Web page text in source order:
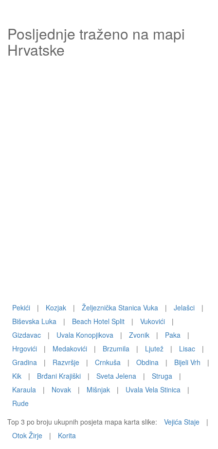
Posljednje traženo na mapi
Hrvatske
Pekići | Kozjak | Željeznička Stanica Vuka | Jelašci
|
Biševska Luka
| Beach Hotel Split | Vukovići
|
Gizdavac
| Uvala Konopjikova | Zvonik | Paka
|
Hrgovići
| Medakovići | Brzumila | Ljutež | Lisac
|
Gradina
| Razvršje | Crnkuša | Obdina | Bijeli Vrh
|
Kik
| Brđani Krajiški | Sveta Jelena | Struga
|
Karaula
| Novak | Mišnjak | Uvala Vela Stinica
|
Rude
Top 3 po broju ukupnih posjeta mapa karta slike:
Vejića Staje
|
Otok Žirje
| Korita